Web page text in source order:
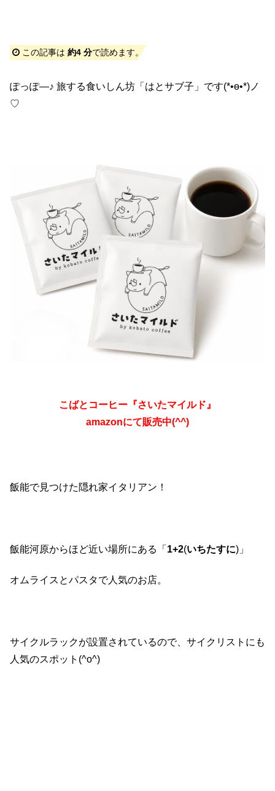
この記事は約4 分で読めます。
ぽっぽ―♪ 旅する食いしん坊「はとサブ子」です(*•ө•*)ノ
♡
こばとコーヒー『さいたマイルド』
amazonにて販売中(^^)
飯能で見つけた隠れ家イタリアン！
飯能河原からほど近い場所にある「 1+2(いちたすに)」
オムライスとパスタで人気のお店。
サイクルラックが設置されているので、サイクリストにも
人気のスポット(^o^)